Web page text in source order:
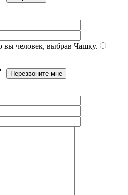
вы человек, выбрав Чашку.